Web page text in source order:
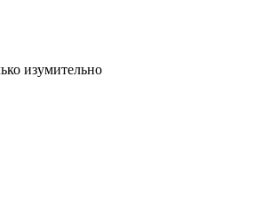
изумительно